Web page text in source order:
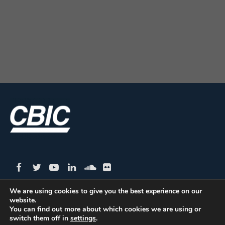
CBIC | SBN Quadra 01 – Bloco I – 4º Andar Edifício:
Armando Monteiro Neto - CEP 70.040-913 - Brasília/DF
We are using cookies to give you the best experience on our
website.
You can find out more about which cookies we are using or
switch them off in settings.